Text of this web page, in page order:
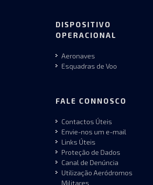
DISPOSITIVO
OPERACIONAL
Aeronaves
Esquadras de Voo
FALE CONNOSCO
Contactos Úteis
Envie-nos um e-mail
Links Úteis
Proteção de Dados
Canal de Denúncia
Utilização Aeródromos
Militares